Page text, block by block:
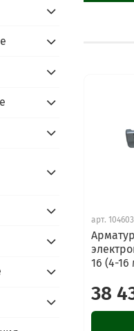
арт.
16 (4-
38